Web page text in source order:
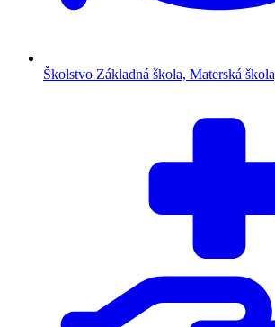
Školstvo Základná škola, Materská